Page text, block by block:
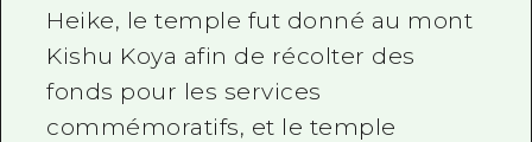
Heike, le temple fut donné au mont
Kishu Koya afin de récolter des
fonds pour les services
commémoratifs, et le temple